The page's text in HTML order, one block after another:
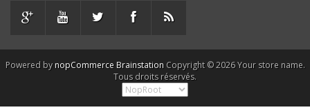
Powered by nopCommerce Brainstation Copyright © 2026 Your store name.
Tous droits réservés.